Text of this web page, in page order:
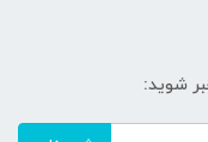
شوید: